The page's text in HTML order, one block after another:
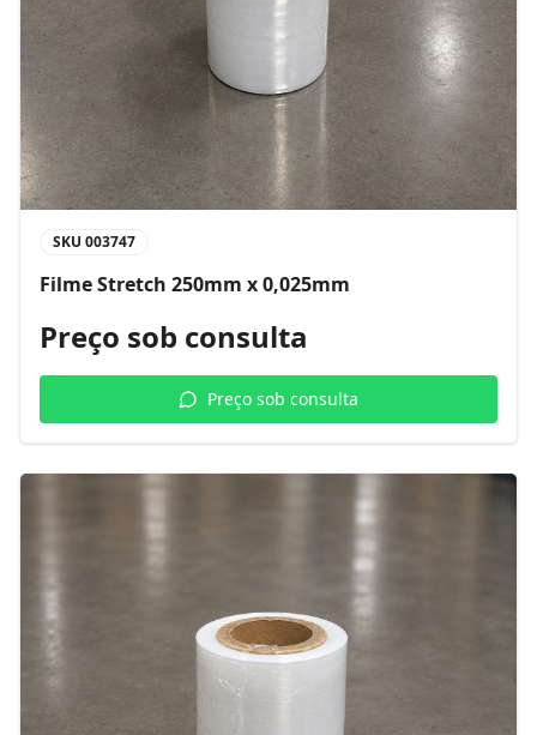
SKU 003747
Filme Stretch 250mm x 0,025mm
Preço sob consulta
Preço sob consulta